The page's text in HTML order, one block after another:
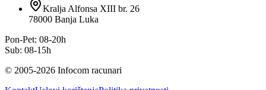
Kralja Alfonsa XIII br. 26
78000 Banja Luka
Pon-Pet: 08-20h
Sub: 08-15h
© 2005-2026 Infocom racunari